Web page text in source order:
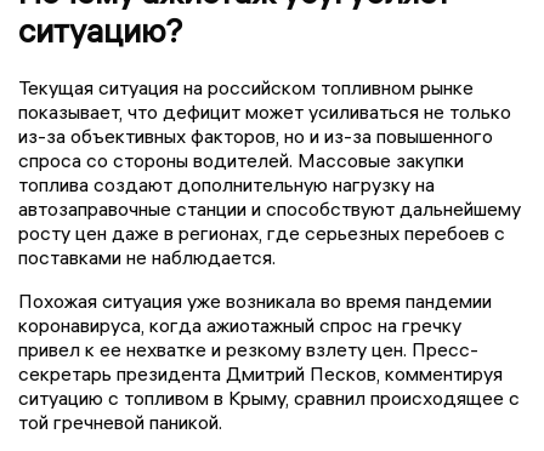
ситуацию?
Текущая ситуация на российском топливном рынке
показывает, что дефицит может усиливаться не только
из-за объективных факторов, но и из-за повышенного
спроса со стороны водителей. Массовые закупки
топлива создают дополнительную нагрузку на
автозаправочные станции и способствуют дальнейшему
росту цен даже в регионах, где серьезных перебоев с
поставками не наблюдается.
Похожая ситуация уже возникала во время пандемии
коронавируса, когда ажиотажный спрос на гречку
привел к ее нехватке и резкому взлету цен. Пресс-
секретарь президента Дмитрий Песков, комментируя
ситуацию с топливом в Крыму, сравнил происходящее с
той гречневой паникой.